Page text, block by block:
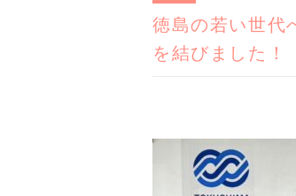
徳島の若い世代
を結びました！